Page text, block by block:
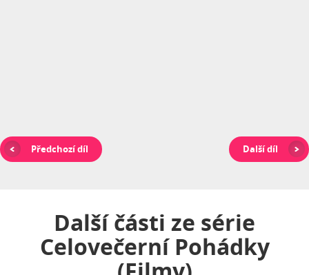
Předchozí díl Další díl
Další části ze série
Celovečerní Pohádky